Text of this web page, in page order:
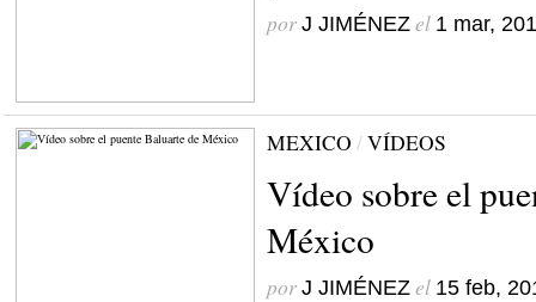
por J JIMÉNEZel 1 mar,
MEXICO /VÍDEOS
Vídeo sobre el
México
por J JIMÉNEZel 15 feb,